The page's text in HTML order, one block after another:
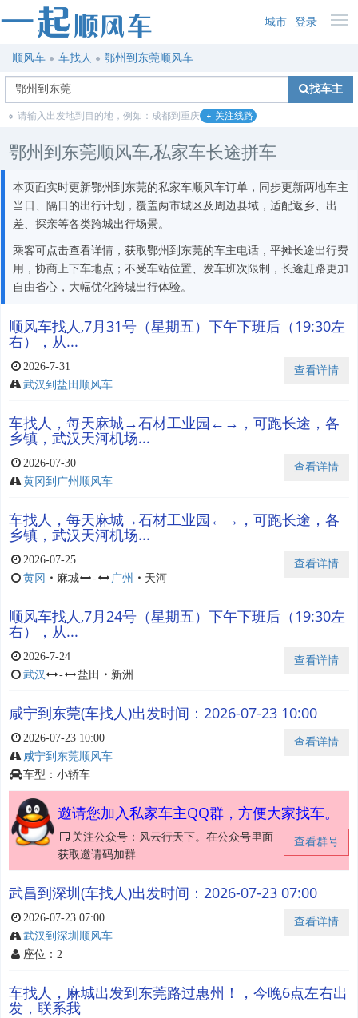
城市 登录
顺风车 车找人 鄂州到东莞顺风车
找车主
请输入出发地到目的地，例如：成都到重庆 关注线路
鄂州到东莞顺风车,私家车长途拼车
本页面实时更新鄂州到东莞的私家车顺风车订单，同步更新两地车主
当日、隔日的出行计划，覆盖两市城区及周边县域，适配返乡、出
差、探亲等各类跨城出行场景。
乘客可点击查看详情，获取鄂州到东莞的车主电话，平摊长途出行费
用，协商上下车地点；不受车站位置、发车班次限制，长途赶路更加
自由省心，大幅优化跨城出行体验。
顺风车找人,7月31号（星期五）下午下班后（19:30左
右），从...
查看详情
2026-7-31
武汉到盐田顺风车
车找人，每天麻城→石材工业园←→，可跑长途，各
乡镇，武汉天河机场...
查看详情
2026-07-30
黄冈到广州顺风车
车找人，每天麻城→石材工业园←→，可跑长途，各
乡镇，武汉天河机场...
查看详情
2026-07-25
黄冈
・ 麻城 - 广州 ・ 天河
顺风车找人,7月24号（星期五）下午下班后（19:30左
右），从...
查看详情
2026-7-24
武汉
- 盐田 ・ 新洲
咸宁到东莞(车找人)出发时间：2026-07-23 10:00
查看详情
2026-07-23 10:00
咸宁到东莞顺风车
车型：小轿车
邀请您加入私家车主QQ群，方便大家找车。
查看群号
关注公众号：风云行天下。在公众号里面
获取邀请码加群
武昌到深圳(车找人)出发时间：2026-07-23 07:00
查看详情
2026-07-23 07:00
武汉到深圳顺风车
座位：2
车找人，麻城出发到东莞路过惠州！，今晚6点左右出
发，联系我